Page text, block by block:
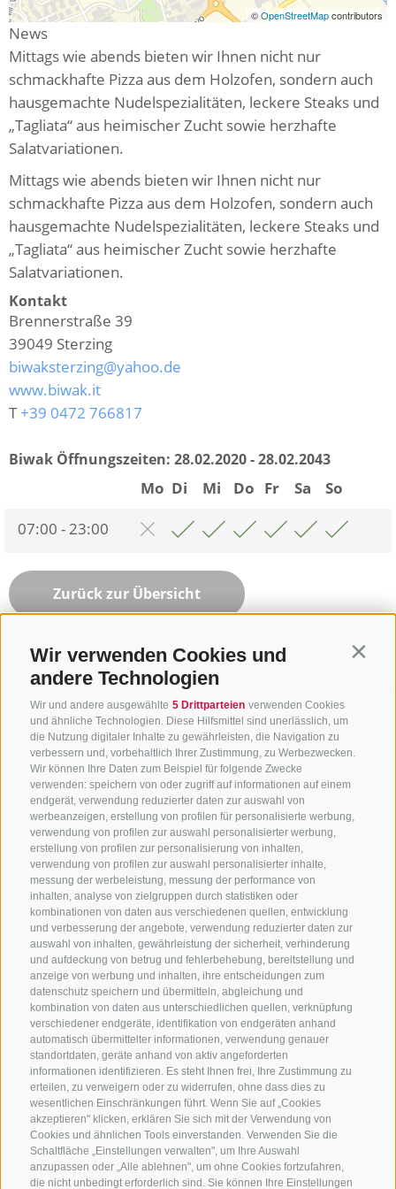
Wir verwenden Cookies und
andere Technologien
Wir und andere ausgewählte 5 Drittparteien verwenden Cookies
und ähnliche Technologien. Diese Hilfsmittel sind unerlässlich, um
die Nutzung digitaler Inhalte zu gewährleisten, die Navigation zu
verbessern und, vorbehaltlich Ihrer Zustimmung, zu Werbezwecken.
Wir können Ihre Daten zum Beispiel für folgende Zwecke
verwenden: speichern von oder zugriff auf informationen auf einem
endgerät, verwendung reduzierter daten zur auswahl von
werbeanzeigen, erstellung von profilen für personalisierte werbung,
verwendung von profilen zur auswahl personalisierter werbung,
erstellung von profilen zur personalisierung von inhalten,
verwendung von profilen zur auswahl personalisierter inhalte,
messung der werbeleistung, messung der performance von
inhalten, analyse von zielgruppen durch statistiken oder
kombinationen von daten aus verschiedenen quellen, entwicklung
und verbesserung der angebote, verwendung reduzierter daten zur
auswahl von inhalten, gewährleistung der sicherheit, verhinderung
und aufdeckung von betrug und fehlerbehebung, bereitstellung und
anzeige von werbung und inhalten, ihre entscheidungen zum
datenschutz speichern und übermitteln, abgleichung und
kombination von daten aus unterschiedlichen quellen, verknüpfung
verschiedener endgeräte, identifikation von endgeräten anhand
automatisch übermittelter informationen, verwendung genauer
standortdaten, geräte anhand von aktiv angeforderten
informationen identifizieren. Es steht Ihnen frei, Ihre Zustimmung zu
erteilen, zu verweigern oder zu widerrufen, ohne dass dies zu
wesentlichen Einschränkungen führt. Wenn Sie auf „Cookies
akzeptieren" klicken, erklären Sie sich mit der Verwendung von
Cookies und ähnlichen Tools einverstanden. Verwenden Sie die
Schaltfläche „Einstellungen verwalten", um Ihre Auswahl
anzupassen oder „Alle ablehnen", um ohne Cookies fortzufahren,
die nicht unbedingt erforderlich sind. Sie können Ihre Einstellungen
©OpenStreetMapcontributors
News
Mittags wie abends bieten wir Ihnen nicht nur
schmackhafte Pizza aus dem Holzofen, sondern auch
hausgemachte Nudelspezialitäten, leckere Steaks und
„Tagliata“ aus heimischer Zucht sowie herzhafte
Salatvariationen.
Mittags wie abends bieten wir Ihnen nicht nur
schmackhafte Pizza aus dem Holzofen, sondern auch
hausgemachte Nudelspezialitäten, leckere Steaks und
„Tagliata“ aus heimischer Zucht sowie herzhafte
Salatvariationen.
Kontakt
Brennerstraße 39
39049 Sterzing
biwaksterzing@yahoo.de
www.biwak.it
T+39 0472 766817
Biwak Öffnungszeiten: 28.02.2020 - 28.02.2043
Mo Di Mi Do Fr Sa
So
07:00 - 23:00
Zurück zur Übersicht
KONTAKTIERE UNS
+39 0472 765 325
info@sterzing.com
NEWSLETTER
Bleib am Laufenden